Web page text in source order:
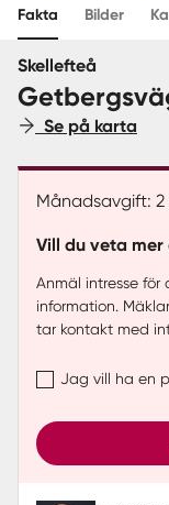
Sverige |Spanien
Fakta Bilder
Skellefteå
Se på karta
Månadsavgift:
Vill du veta mer
Anmäl intresse
information.
tar kontakt med
Jag vill ha en